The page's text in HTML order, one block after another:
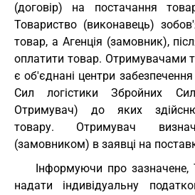
(договір) на постачання
Товариство (виконавець)
товар, а Агенція (замовник),
оплатити товар. Отримувачами
є об'єднані центри
Сил логістики Збройних
Отримувач) до яких
товару. Отримувач
(замовником) в заявці на
Інформуючи про зазначене,
надати індивідуальну